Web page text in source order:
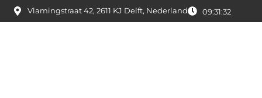
Vlamingstraat 42, 2611 KJ Delft, Nederland 09:31:33